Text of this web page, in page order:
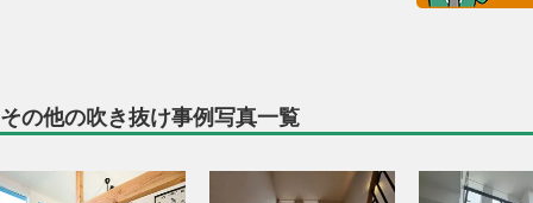
その他の吹き抜け事例写真一覧